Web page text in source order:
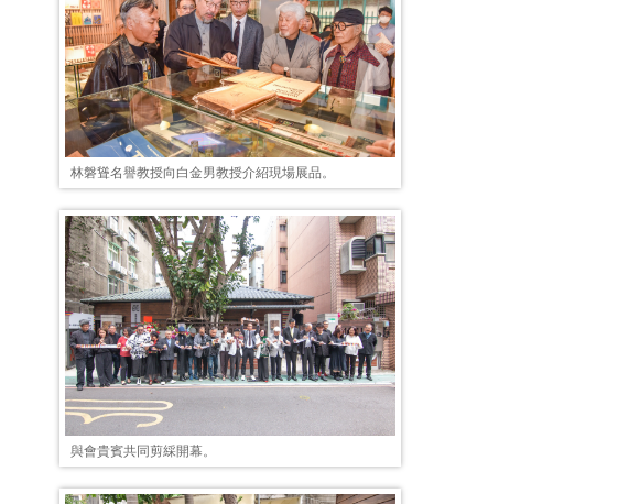
林磐聳名譽教授向白金男教授介紹現場展品。
與會貴賓共同剪綵開幕。